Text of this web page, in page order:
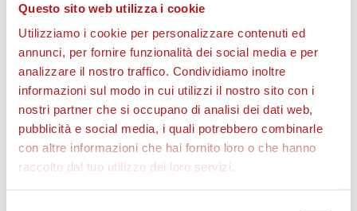
Questo sito web utilizza i cookie
Utilizziamo i cookie per personalizzare contenuti ed
annunci, per fornire funzionalità dei social media e per
analizzare il nostro traffico. Condividiamo inoltre
informazioni sul modo in cui utilizzi il nostro sito con i
nostri partner che si occupano di analisi dei dati web,
pubblicità e social media, i quali potrebbero combinarle
con altre informazioni che hai fornito loro o che hanno
raccolto dal tuo utilizzo dei loro servizi.
AS CITTADELLA STORE